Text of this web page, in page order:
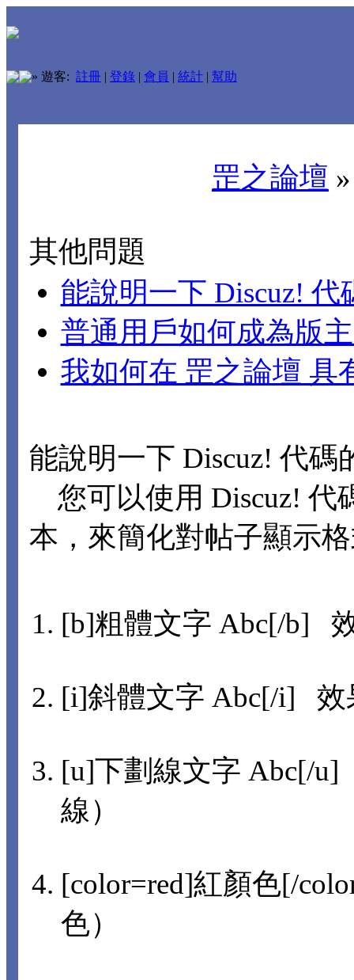
» 遊客: 註冊 | 登錄 | 會員 | 統計 | 幫助
罡之論壇
其他問題
能說明一下 Discuz! 代
普通用戶如何成為版
我如何在 罡之論壇 具
能說明一下 Discuz! 代碼
您可以使用 Discuz! 代
本，來簡化對帖子顯示
[b]粗體文字 Abc[/b]
[i]斜體文字 Abc[/i] 效
[u]下劃線文字 Abc[/
線）
[color=red]紅顏色[/
色）